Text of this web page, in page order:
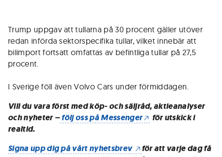
Trump uppgav att tullarna på 30 procent gäller utöver
redan införda sektorspecifika tullar, vilket innebär att
bilimport fortsatt omfattas av befintliga tullar på 27,5
procent.
I Sverige föll även Volvo Cars under förmiddagen.
Vill du vara först med köp- och säljråd, aktieanalyser
och nyheter –följ oss på Messenger
för utskick i
realtid.
Signa upp dig på vårt nyhetsbrev
för att varje dag få